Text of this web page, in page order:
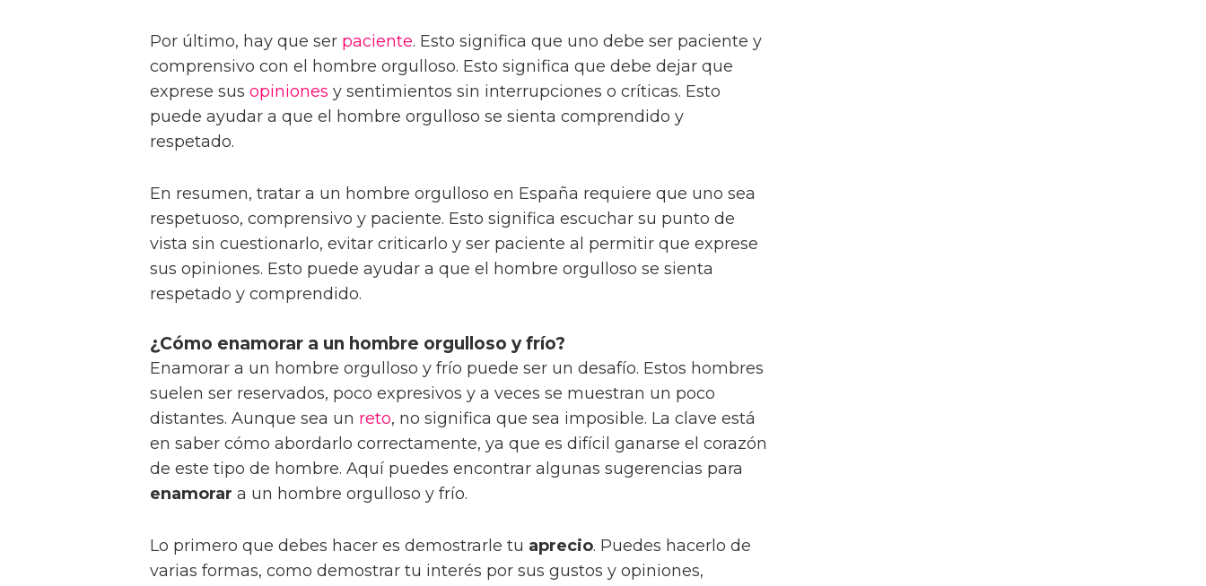
Por último, hay que ser paciente. Esto significa que uno debe ser paciente y
comprensivo con el hombre orgulloso. Esto significa que debe dejar que
exprese sus opiniones y sentimientos sin interrupciones o críticas. Esto
puede ayudar a que el hombre orgulloso se sienta comprendido y
respetado.
En resumen, tratar a un hombre orgulloso en España requiere que uno sea
respetuoso, comprensivo y paciente. Esto significa escuchar su punto de
vista sin cuestionarlo, evitar criticarlo y ser paciente al permitir que exprese
sus opiniones. Esto puede ayudar a que el hombre orgulloso se sienta
respetado y comprendido.
¿Cómo enamorar a un hombre orgulloso y frío?
Enamorar a un hombre orgulloso y frío puede ser un desafío. Estos hombres
suelen ser reservados, poco expresivos y a veces se muestran un poco
distantes. Aunque sea un reto, no significa que sea imposible. La clave está
en saber cómo abordarlo correctamente, ya que es difícil ganarse el corazón
de este tipo de hombre. Aquí puedes encontrar algunas sugerencias para
enamorar a un hombre orgulloso y frío.
Lo primero que debes hacer es demostrarle tu aprecio. Puedes hacerlo de
varias formas, como demostrar tu interés por sus gustos y opiniones,